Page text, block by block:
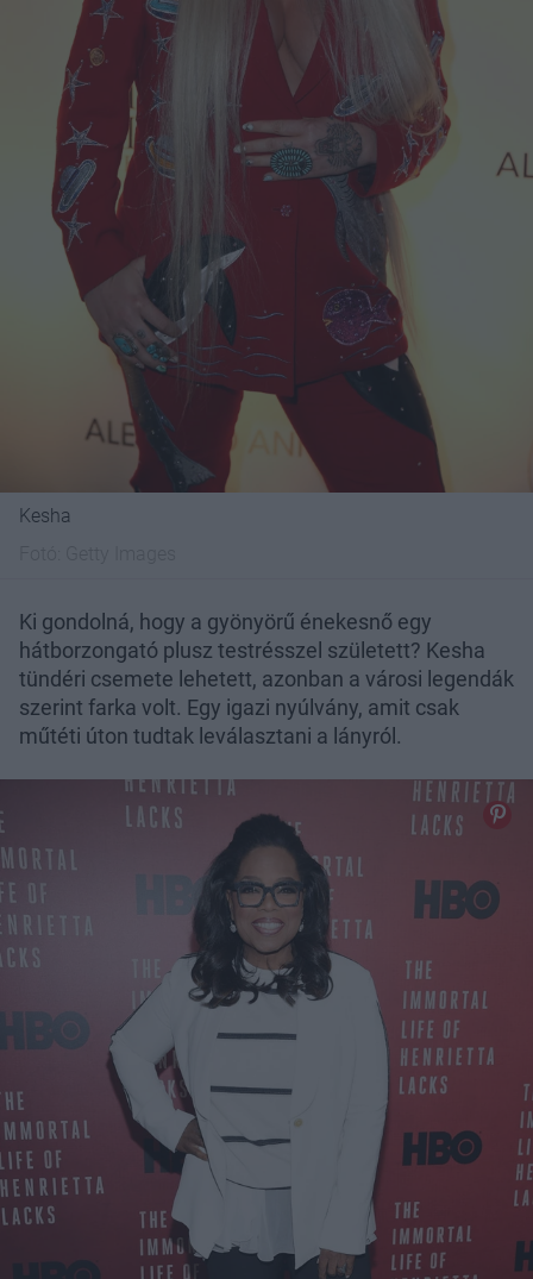
Kesha
Ki gondolná, hogy a gyönyörű énekesnő egy
hátborzongató plusz testrésszel született? Kesha
tündéri csemete lehetett, azonban a városi legendák
szerint farka volt. Egy igazi nyúlvány, amit csak
műtéti úton tudtak leválasztani a lányról.